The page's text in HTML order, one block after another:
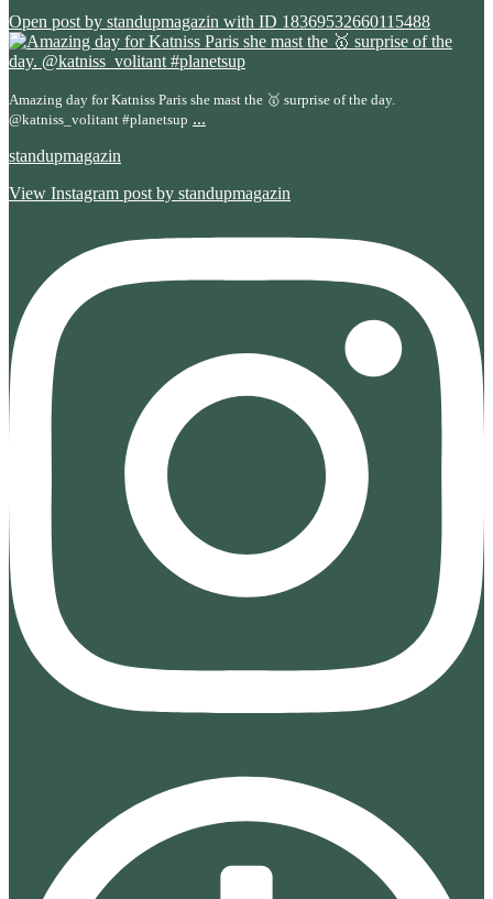
Open post by standupmagazin with ID 18369532660115488
Amazing day for Katniss Paris she mast the 🥇 surprise of the day.
@katniss_volitant #planetsup ...
standupmagazin
View Instagram post by standupmagazin